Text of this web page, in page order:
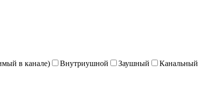
в канале) Внутриушной Заушный Канальный